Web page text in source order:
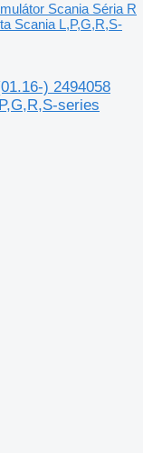
Scania Séria R
Scania L,P,G,R,S-
) 2494058
series